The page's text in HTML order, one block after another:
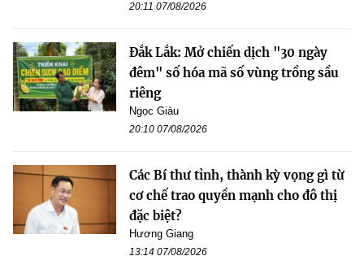
20:11 07/08/2026
Đắk Lắk: Mở chiến dịch "30 ngày
đêm" số hóa mã số vùng trồng sầu
riêng
Ngọc Giàu
20:10 07/08/2026
Các Bí thư tỉnh, thành kỳ vọng gì từ
cơ chế trao quyền mạnh cho đô thị
đặc biệt?
Hương Giang
13:14 07/08/2026